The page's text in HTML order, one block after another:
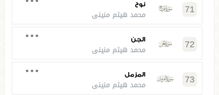
71 نوح
محمد هيثم منيني
72 الجن
محمد هيثم منيني
73 المزمل
محمد هيثم منيني